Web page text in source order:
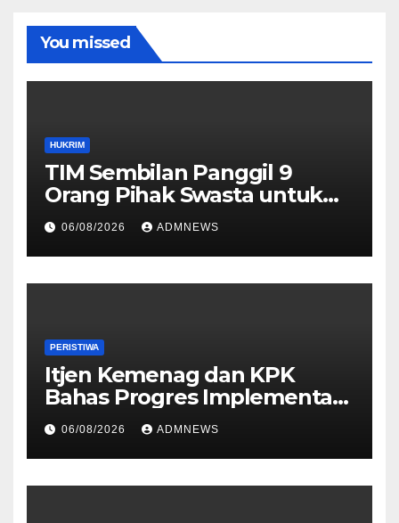
You missed
HUKRIM
TIM Sembilan Panggil 9
Orang Pihak Swasta untuk
Memperoleh Alat Bukti dan
Memperjelas Konstruksi
Perkara Dugaan TPPU yang
Melibatkan Tersangka FA
06/08/2026 ADMNEWS
PERISTIWA
Itjen Kemenag dan KPK
Bahas Progres Implementasi
Tiga Aksi Stranas
Pencegahan Korupsi
06/08/2026 ADMNEWS